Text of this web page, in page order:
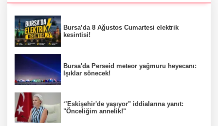
Bursa’da 8 Ağustos Cumartesi elektrik
kesintisi!
Bursa'da Perseid meteor yağmuru heyecanı:
Işıklar sönecek!
‘’Eskişehir'de yaşıyor" iddialarına yanıt:
"Önceliğim annelik!"